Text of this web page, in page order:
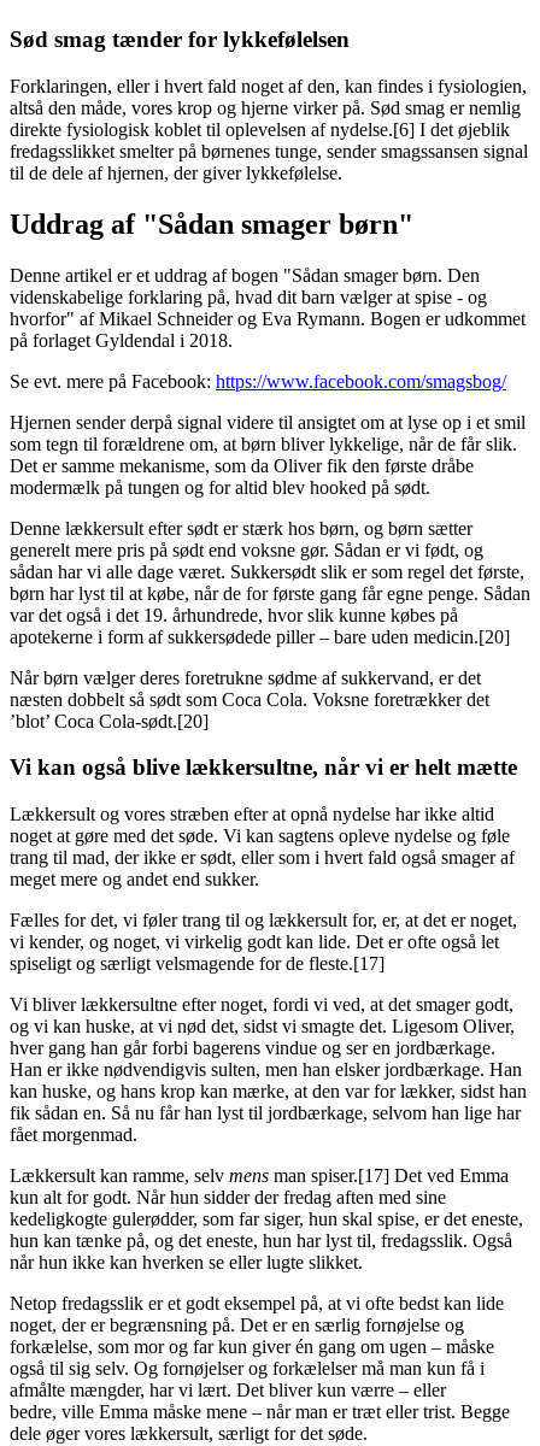
Sød smag tænder for lykkefølelsen
Forklaringen, eller i hvert fald noget af den, kan findes i fysiologien,
altså den måde, vores krop og hjerne virker på. Sød smag er nemlig
direkte fysiologisk koblet til oplevelsen af nydelse.[6] I det øjeblik
fredagsslikket smelter på børnenes tunge, sender smagssansen signal
til de dele af hjernen, der giver lykkefølelse.
Uddrag af "Sådan smager børn"
Denne artikel er et uddrag af bogen "Sådan smager børn. Den
videnskabelige forklaring på, hvad dit barn vælger at spise - og
hvorfor" af Mikael Schneider og Eva Rymann. Bogen er udkommet
på forlaget Gyldendal i 2018.
Se evt. mere på Facebook: https://www.facebook.com/smagsbog/
Hjernen sender derpå signal videre til ansigtet om at lyse op i et smil
som tegn til forældrene om, at børn bliver lykkelige, når de får slik.
Det er samme mekanisme, som da Oliver fik den første dråbe
modermælk på tungen og for altid blev hooked på sødt.
Denne lækkersult efter sødt er stærk hos børn, og børn sætter
generelt mere pris på sødt end voksne gør. Sådan er vi født, og
sådan har vi alle dage været. Sukkersødt slik er som regel det første,
børn har lyst til at købe, når de for første gang får egne penge. Sådan
var det også i det 19. århundrede, hvor slik kunne købes på
apotekerne i form af sukkersødede piller – bare uden medicin.[20]
Når børn vælger deres foretrukne sødme af sukkervand, er det
næsten dobbelt så sødt som Coca Cola. Voksne foretrækker det
’blot’ Coca Cola-sødt.[20]
Vi kan også blive lækkersultne, når vi er helt mætte
Lækkersult og vores stræben efter at opnå nydelse har ikke altid
noget at gøre med det søde. Vi kan sagtens opleve nydelse og føle
trang til mad, der ikke er sødt, eller som i hvert fald også smager af
meget mere og andet end sukker.
Fælles for det, vi føler trang til og lækkersult for, er, at det er noget,
vi kender, og noget, vi virkelig godt kan lide. Det er ofte også let
spiseligt og særligt velsmagende for de fleste.[17]
Vi bliver lækkersultne efter noget, fordi vi ved, at det smager godt,
og vi kan huske, at vi nød det, sidst vi smagte det. Ligesom Oliver,
hver gang han går forbi bagerens vindue og ser en jordbærkage.
Han er ikke nødvendigvis sulten, men han elsker jordbærkage. Han
kan huske, og hans krop kan mærke, at den var for lækker, sidst han
fik sådan en. Så nu får han lyst til jordbærkage, selvom han lige har
fået morgenmad.
Lækkersult kan ramme, selv mens man spiser.[17] Det ved Emma
kun alt for godt. Når hun sidder der fredag aften med sine
kedeligkogte gulerødder, som far siger, hun skal spise, er det eneste,
hun kan tænke på, og det eneste, hun har lyst til, fredagsslik. Også
når hun ikke kan hverken se eller lugte slikket.
Netop fredagsslik er et godt eksempel på, at vi ofte bedst kan lide
noget, der er begrænsning på. Det er en særlig fornøjelse og
forkælelse, som mor og far kun giver én gang om ugen – måske
også til sig selv. Og fornøjelser og forkælelser må man kun få i
afmålte mængder, har vi lært. Det bliver kun værre – eller
bedre, ville Emma måske mene – når man er træt eller trist. Begge
dele øger vores lækkersult, særligt for det søde.